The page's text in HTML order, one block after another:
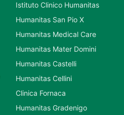
Istituto Clinico Humanitas
Humanitas San Pio X
Humanitas Medical Care
Humanitas Mater Domini
Humanitas Castelli
Humanitas Cellini
Clinica Fornaca
Humanitas Gradenigo